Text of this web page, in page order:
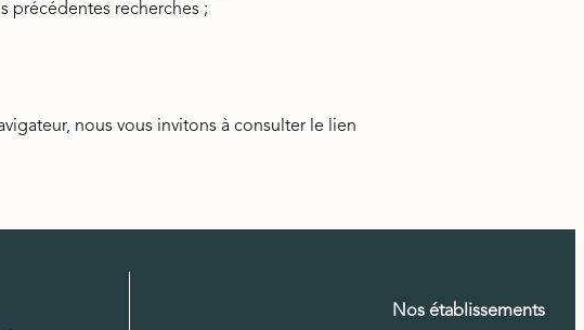
précédentes recherches ;
nous vous invitons à consulter le lien
Nos établissements